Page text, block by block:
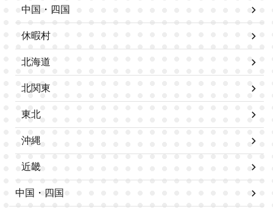
中国・四国
休暇村
北海道
北関東
東北
沖縄
近畿
中国・四国